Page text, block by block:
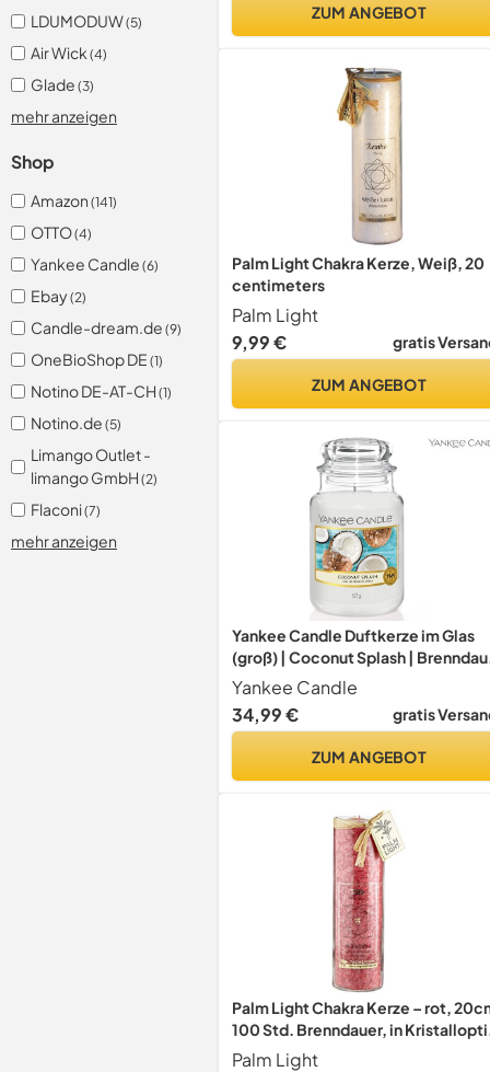
LDUMODUW(5)
Air Wick (4)
Glade (3)
mehr anzeigen
Shop
Amazon (141)
OTTO(4)
Yankee Candle (6)
Ebay(2)
Candle-dream.de (9)
OneBioShop DE (1)
Notino DE-AT-CH (1)
Notino.de (5)
Limango Outlet -
limango GmbH (2)
Flaconi(7)
mehr anzeigen
ZUM ANGEBOT
Palm Light Chakra Kerze, Weiß, 20
centimeters
Palm Light
9,99 €
gratis
ZUM ANGEBOT
Yankee Candle Duftkerze im Glas
(groß) | Coconut Splash |
bis zu 150 Stunden | Perfekte
Geschenke für Frauen
Yankee Candle
34,99 €
gratis
ZUM ANGEBOT
Palm Light Chakra Kerze – rot,
100 Std. Brenndauer, in
Hochwertig für Innen & Außen
Palm Light